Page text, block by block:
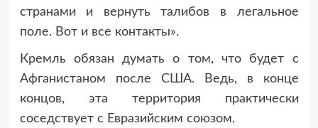
странами и вернуть талибов в легальное
поле. Вот и все контакты».
Кремль обязан думать о том, что будет с
Афганистаном после США. Ведь, в конце
концов, эта территория практически
соседствует с Евразийским союзом.